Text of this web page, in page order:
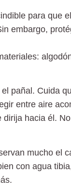
para que
embargo,
pañal. Cuida
entre aire
dirija hacia él.
mucho el
con agua